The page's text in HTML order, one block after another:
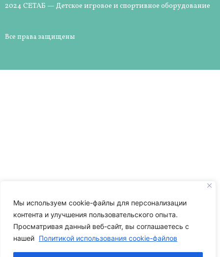
Мы используем cookie-файлы для персонализации
контента и улучшения пользовательского опыта.
Просматривая данный веб-сайт, вы соглашаетесь с
нашей Политикой использования cookie-файлов
2024 СЕТАБ — Детское игровое и спортивное оборудование
Все права защищены